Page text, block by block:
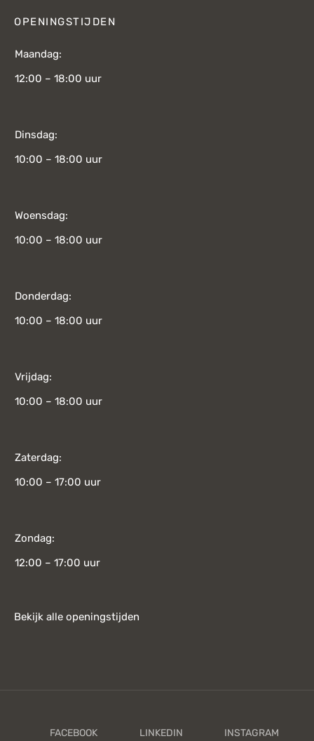
OPENINGSTIJDEN
Maandag:
12:00 – 18:00 uur
Dinsdag:
10:00 – 18:00 uur
Woensdag:
10:00 – 18:00 uur
Donderdag:
10:00 – 18:00 uur
Vrijdag:
10:00 – 18:00 uur
Zaterdag:
10:00 – 17:00 uur
Zondag:
12:00 – 17:00 uur
Bekijk alle openingstijden